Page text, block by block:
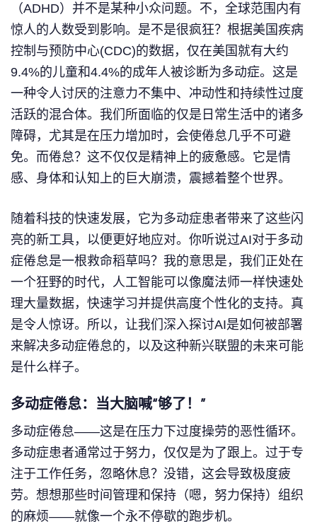
（ADHD）并不是某种小众问题。不，全球范围内有
惊人的人数受到影响。是不是很疯狂？根据美国疾病
控制与预防中心(CDC)的数据，仅在美国就有大约
9.4%的儿童和4.4%的成年人被诊断为多动症。这是
一种令人讨厌的注意力不集中、冲动性和持续性过度
活跃的混合体。我们所面临的仅是日常生活中的诸多
障碍，尤其是在压力增加时，会使倦怠几乎不可避
免。而倦怠？这不仅仅是精神上的疲惫感。它是情
感、身体和认知上的巨大崩溃，震撼着整个世界。
随着科技的快速发展，它为多动症患者带来了这些闪
亮的新工具，以便更好地应对。你听说过AI对于多动
症倦怠是一根救命稻草吗？我的意思是，我们正处在
一个狂野的时代，人工智能可以像魔法师一样快速处
理大量数据，快速学习并提供高度个性化的支持。真
是令人惊讶。所以，让我们深入探讨AI是如何被部署
来解决多动症倦怠的，以及这种新兴联盟的未来可能
是什么样子。
多动症倦怠：当大脑喊“够了！”
多动症倦怠——这是在压力下过度操劳的恶性循环。
多动症患者通常过于努力，仅仅是为了跟上。过于专
注于工作任务，忽略休息？没错，这会导致极度疲
劳。想想那些时间管理和保持（嗯，努力保持）组织
的麻烦——就像一个永不停歇的跑步机。